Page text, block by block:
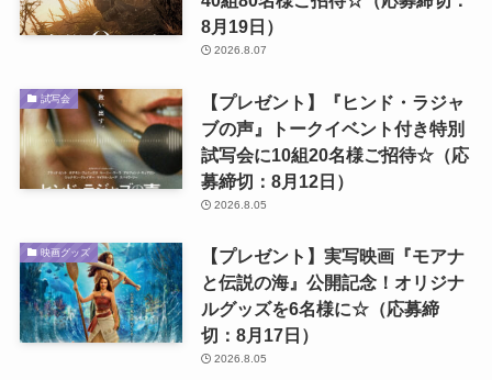
8月19日）
2026.8.07
試写会
【プレゼント】『ヒンド・ラジャ
ブの声』トークイベント付き特別
試写会に10組20名様ご招待☆（応
募締切：8月12日）
2026.8.05
映画グッズ
【プレゼント】実写映画『モアナ
と伝説の海』公開記念！オリジナ
ルグッズを6名様に☆（応募締
切：8月17日）
2026.8.05